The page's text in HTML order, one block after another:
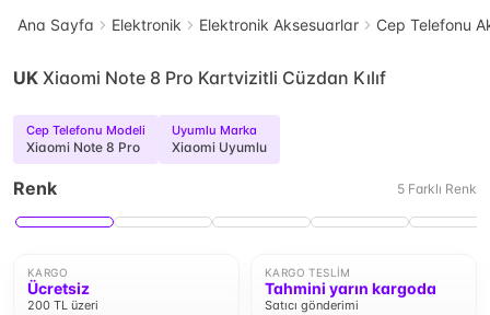
Ana Sayfa Elektronik Elektronik Aksesuarlar Cep Telefonu
UK Xiaomi Note 8 Pro Kartvizitli Cüzdan Kılıf
Cep Telefonu Modeli
Xiaomi Note 8 Pro
Uyumlu Marka
Xiaomi Uyumlu
Renk 5 Farklı Renk
KARGO
Ücretsiz
200 TL üzeri
KARGO TESLIM
Tahmini yarın kargoda
Satıcı gönderimi